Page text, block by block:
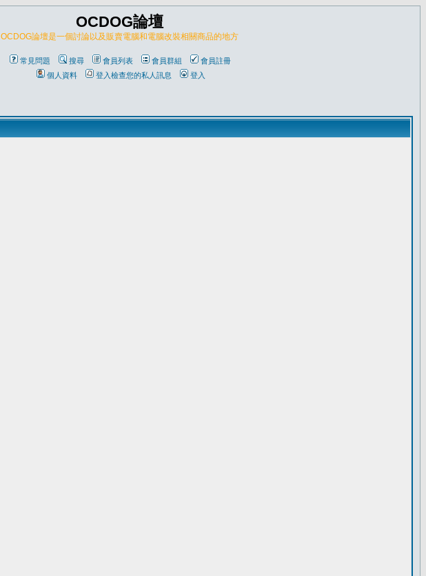
OCDOG論壇
OCDOG論壇是一個討論以及販賣電腦和電腦改裝相關商品的地方
常見問題 搜尋 會員列表 會員群組
會員註冊
個人資料
登入檢查您的私人訊息 登入